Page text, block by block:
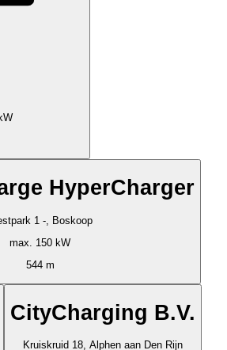
HyperCharger
1 -, Boskoop
max. 150 kW
544 m
CityCharging B.V.
Kruiskruid 18, Alphen aan Den Rijn